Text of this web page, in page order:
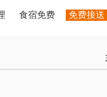
食宿免费 免费接送